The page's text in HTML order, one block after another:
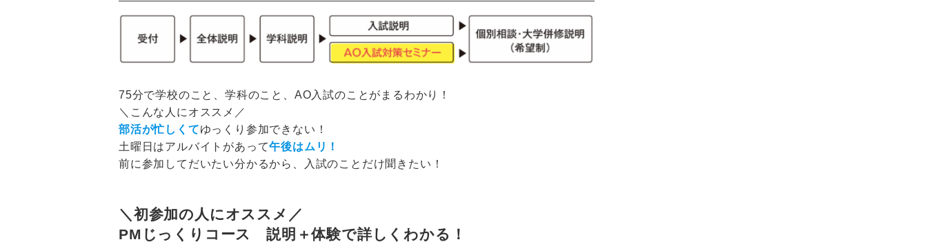
75分で学校のこと、学科のこと、AO入試のことがまるわかり！
＼こんな人にオススメ／
部活が忙しくてゆっくり参加できない！
土曜日はアルバイトがあって午後はムリ！
前に参加してだいたい分かるから、入試のことだけ聞きたい！
＼初参加の人にオススメ／
PMじっくりコース 説明＋体験で詳しくわかる！